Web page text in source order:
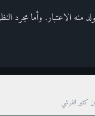
منه الاعتبار. وأما مجرد
كثير القرشي